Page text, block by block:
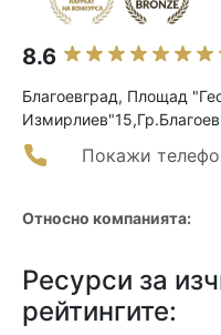
8.6
Благоевград, Площад
Покажи
Относно компанията:
Ресурси за
рейтингите: